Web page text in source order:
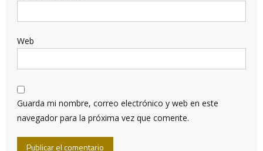
Web
Guarda mi nombre, correo electrónico y web en este
navegador para la próxima vez que comente.